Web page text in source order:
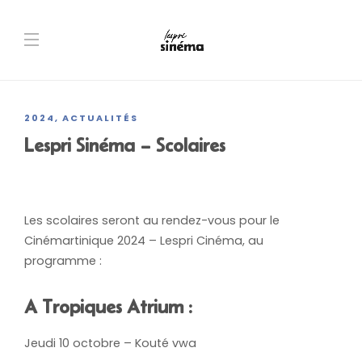
2024 , ACTUALITÉS
Lespri Sinéma – Scolaires
Les scolaires seront au rendez-vous pour le
Cinémartinique 2024 – Lespri Cinéma, au
programme :
A Tropiques Atrium :
Jeudi 10 octobre – Kouté vwa